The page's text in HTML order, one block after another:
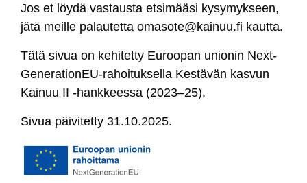
Jos et löy­dä vas­taus­ta et­si­mää­si ky­sy­myk­seen,
jä­tä meil­le pa­lau­tet­ta oma­so­te@kai­nuu.fi kaut­ta.
Tä­tä si­vua on ke­hi­tet­ty Eu­roo­pan unio­nin Next­
Ge­ne­ra­tio­nEU-ra­hoi­tuk­sel­la Kes­tä­vän kas­vun
Kai­nuu II -hank­kees­sa (2023–25).
Si­vua päi­vi­tet­ty 31.10.2025.